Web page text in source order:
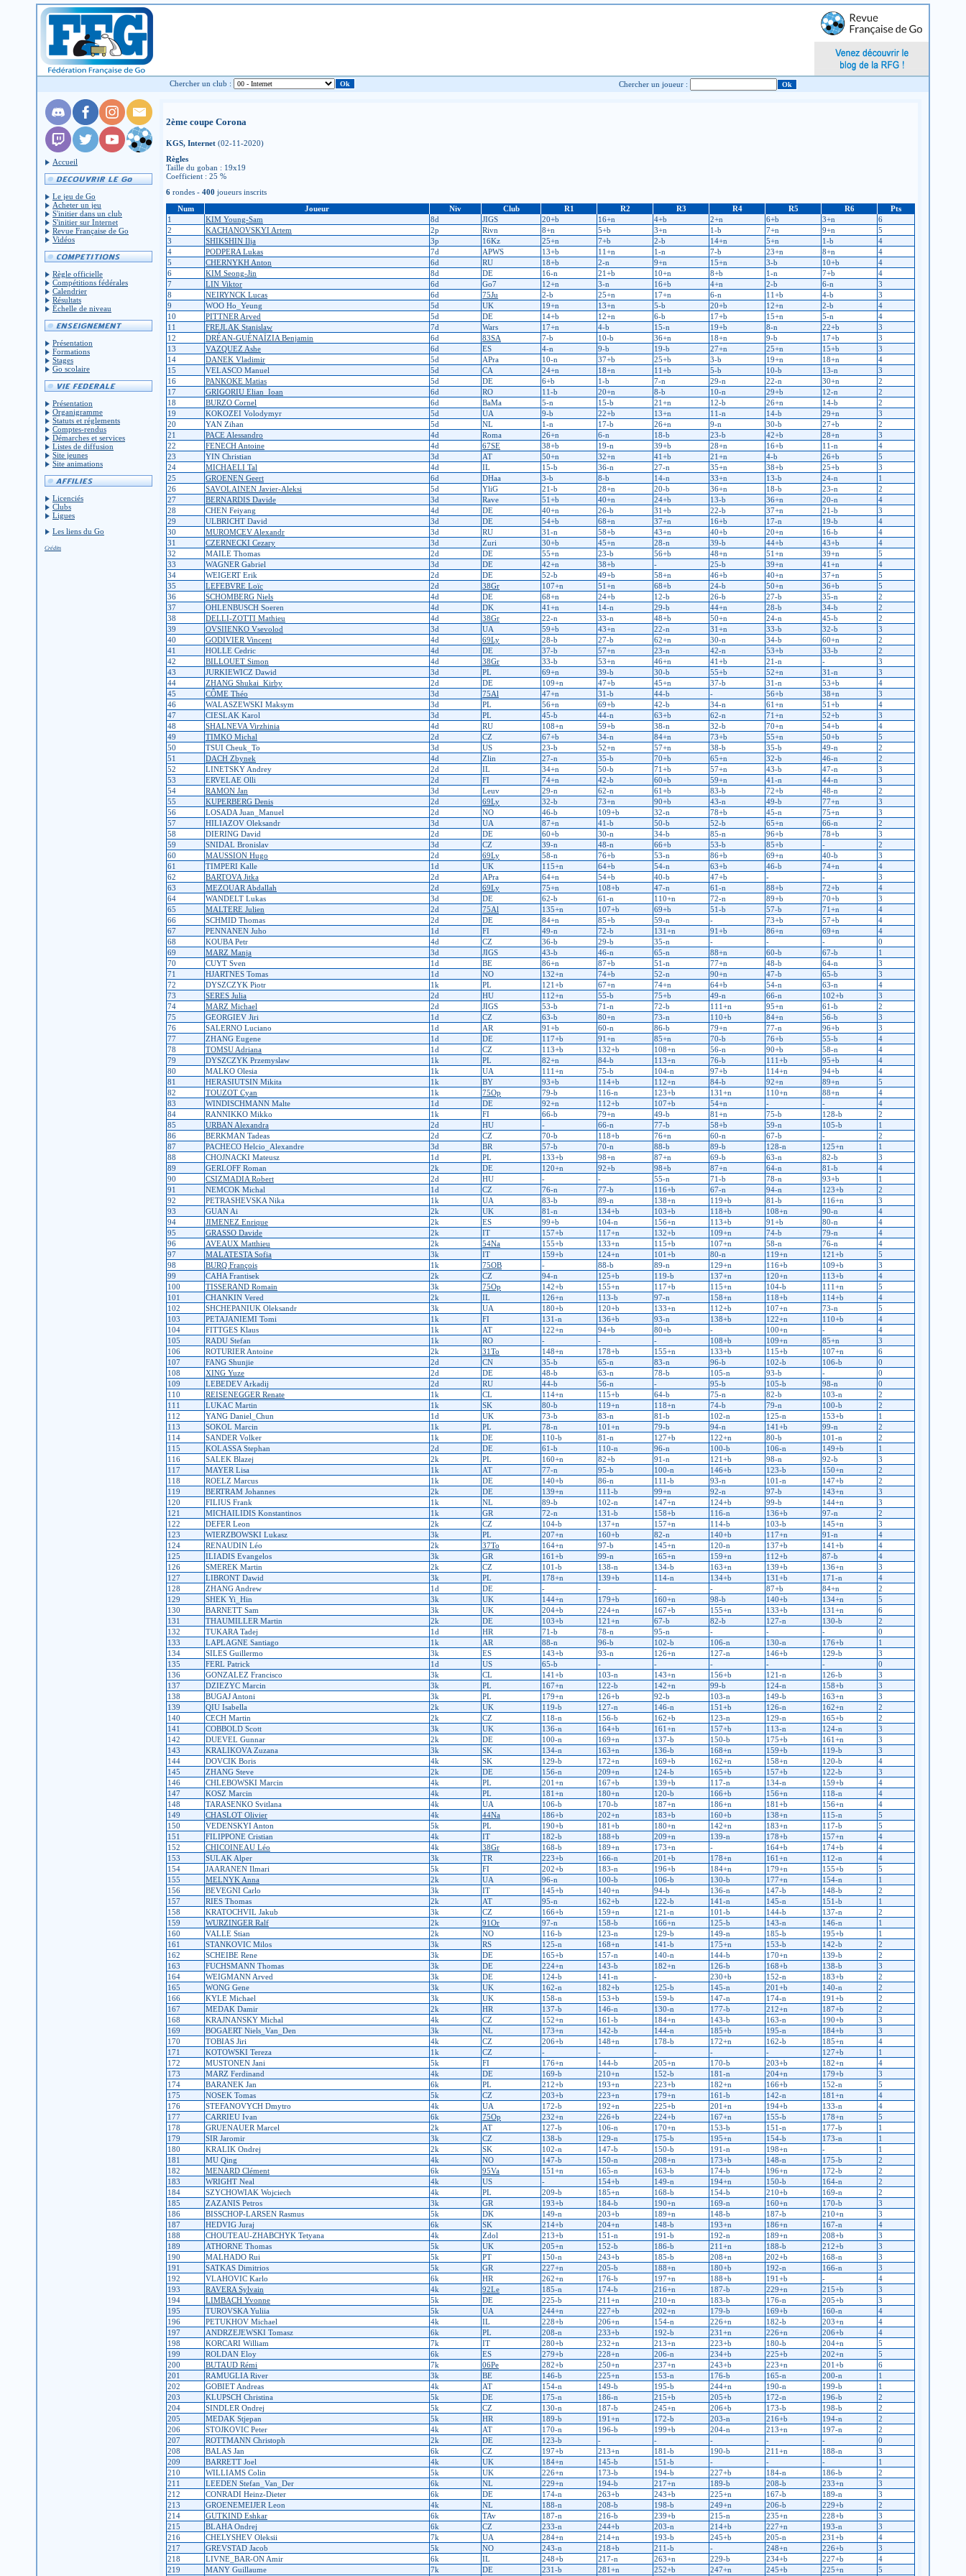
Chercher un club : Chercher un joueur :
Accueil
Le jeu de Go
Acheter un jeu
S'initier dans un club
S'initier sur Internet
Revue Française de Go
Vidéos
Règle officielle
Compétitions fédérales
Calendrier
Résultats
Échelle de niveau
Présentation
Formations
Stages
Go scolaire
Présentation
Organigramme
Statuts et réglements
Comptes-rendus
Démarches et services
Listes de diffusion
Site jeunes
Site animations
Licenciés
Clubs
Ligues
Les liens du Go
Crédits
2ème coupe Corona
KGS, Internet (02-11-2020)
Règles
Taille du goban : 19x19
Coefficient : 25 %
6 rondes - 400 joueurs inscrits
Num
Joueur Niv Club R1 R2 R3 R4 R5 R6
Pts
1
KIM Young-Sam 8d JIGS 20+b 16+n 4+b 2+n 6+b 3+n
6
2
KACHANOVSKYI Artem 2p Rivn 8+n 5+b 3+n 1-b 7+n 9+n
5
3
SHIKSHIN Ilja 3p 16Kz 25+n 7+b 2-b 14+n 5+n 1-b
4
4
PODPERA Lukas 7d APWS 13+b 11+n 1-n 7-b 23+n 8+n
4
5
CHERNYKH Anton 6d RU 18+b 2-n 9+n 15+n 3-b 10+b
4
6
KIM Seong-Jin 8d DE 16-n 21+b 10+n 8+b 1-n 7+b
4
7
LIN Viktor 6d Go7 12+n 3-n 16+b 4+n 2-b 6-n
3
8
NEIRYNCK Lucas 6d 75Ju 2-b 25+n 17+n 6-n 11+b 4-b
3
9
WOO Ho_Yeung 5d UK 19+n 13+n 5-b 20+b 12+n 2-b
4
10
PITTNER Arved 5d DE 14+b 12+n 6-b 17+b 15+n 5-n
4
11
FREJLAK Stanislaw 7d Wars 17+n 4-b 15-n 19+b 8-n 22+b
3
12
DRÉAN-GUÉNAÏZIA Benjamin 6d 83SA 7-b 10-b 36+n 18+n 9-b 17+b
3
13
VAZQUEZ Ashe 6d ES 4-n 9-b 19-b 27+n 25+n 15+b
3
14
DANEK Vladimir 5d APra 10-n 37+b 25+b 3-b 19+n 18+n
4
15
VELASCO Manuel 5d CA 24+n 18+n 11+b 5-b 10-b 13-n
3
16
PANKOKE Matias 5d DE 6+b 1-b 7-n 29-n 22-n 30+n
2
17
GRIGORIU Elian_Ioan 6d RO 11-b 20+n 8-b 10-n 29+b 12-n
2
18
BURZO Cornel 6d BaMa 5-n 15-b 21+n 12-b 26+n 14-b
2
19
KOKOZEI Volodymyr 5d UA 9-b 22+b 13+n 11-n 14-b 29+n
3
20
YAN Zihan 5d NL 1-n 17-b 26+n 9-n 30-b 27+b
2
21
PACE Alessandro 4d Roma 26+n 6-n 18-b 23-b 42+b 28+n
3
22
FENECH Antoine 4d 67SE 38+b 19-n 39+b 28+n 16+b 11-n
4
23
YIN Christian 3d AT 50+n 32+n 41+b 21+n 4-b 26+b
5
24
MICHAELI Tal 4d IL 15-b 36-n 27-n 35+n 38+b 25+b
3
25
GROENEN Geert 6d DHaa 3-b 8-b 14-n 33+n 13-b 24-n
1
26
SAVOLAINEN Javier-Aleksi 5d YliG 21-b 28+n 20-b 36+n 18-b 23-n
2
27
BERNARDIS Davide 3d Rave 51+b 40+n 24+b 13-b 36+n 20-n
4
28
CHEN Feiyang 4d DE 40+n 26-b 31+b 22-b 37+n 21-b
3
29
ULBRICHT David 3d DE 54+b 68+n 37+n 16+b 17-n 19-b
4
30
MUROMCEV Alexandr 3d RU 31-n 58+b 43+n 40+b 20+n 16-b
4
31
CZERNECKI Cezary 3d Zuri 30+b 45+n 28-n 39-b 44+b 43+b
4
32
MAILE Thomas 2d DE 55+n 23-b 56+b 48+n 51+n 39+n
5
33
WAGNER Gabriel 3d DE 42+n 38+b - 25-b 39+n 41+n
4
34
WEIGERT Erik 2d DE 52-b 49+b 58+n 46+b 40+n 37+n
5
35
LEFEBVRE Loïc 2d 38Gr 107+n 51+n 68+b 24-b 50+n 36+b
5
36
SCHOMBERG Niels 4d DE 68+n 24+b 12-b 26-b 27-b 35-n
2
37
OHLENBUSCH Soeren 4d DK 41+n 14-n 29-b 44+n 28-b 34-b
2
38
DELLI-ZOTTI Mathieu 4d 38Gr 22-n 33-n 48+b 50+n 24-n 45-b
2
39
OVSIIENKO Vsevolod 3d UA 59+b 43+n 22-n 31+n 33-b 32-b
3
40
GODIVIER Vincent 4d 69Ly 28-b 27-b 62+n 30-n 34-b 60+n
2
41
HOLLE Cedric 4d DE 37-b 57+n 23-n 42-n 53+b 33-b
2
42
BILLOUET Simon 4d 38Gr 33-b 53+n 46+n 41+b 21-n -
3
43
JURKIEWICZ Dawid 3d PL 69+n 39-b 30-b 55+b 52+n 31-n
3
44
ZHANG Shukai_Kirby 2d DE 109+n 47+b 45+n 37-b 31-n 53+b
4
45
CÔME Théo 3d 75Al 47+n 31-b 44-b - 56+b 38+n
3
46
WALASZEWSKI Maksym 3d PL 56+n 69+b 42-b 34-n 61+n 51+b
4
47
CIESLAK Karol 3d PL 45-b 44-n 63+b 62-n 71+n 52+b
3
48
SHALNEVA Virzhinia 4d RU 108+n 59+b 38-n 32-b 70+n 54+b
4
49
TIMKO Michal 2d CZ 67+b 34-n 84+n 73+b 55+n 50+b
5
50
TSUI Cheuk_To 3d US 23-b 52+n 57+n 38-b 35-b 49-n
2
51
DACH Zbynek 4d Zlin 27-n 35-b 70+b 65+n 32-b 46-n
2
52
LINETSKY Andrey 2d IL 34+n 50-b 71+b 57+n 43-b 47-n
3
53
ERVELAE Olli 2d FI 74+n 42-b 60+b 59+n 41-n 44-n
3
54
RAMON Jan 3d Leuv 29-n 62-n 61+b 83-b 72+b 48-n
2
55
KUPERBERG Denis 2d 69Ly 32-b 73+n 90+b 43-n 49-b 77+n
3
56
LOSADA Juan_Manuel 2d NO 46-b 109+b 32-n 78+b 45-n 75+n
3
57
HILIAZOV Oleksandr 3d UA 87+n 41-b 50-b 52-b 65+n 66-n
2
58
DIERING David 2d DE 60+b 30-n 34-b 85-n 96+b 78+b
3
59
SNIDAL Bronislav 3d CZ 39-n 48-n 66+b 53-b 85+b -
2
60
MAUSSION Hugo 2d 69Ly 58-n 76+b 53-n 86+b 69+n 40-b
3
61
TIMPERI Kalle 1d UK 115+n 64+b 54-n 63+b 46-b 74+n
4
62
BARTOVA Jitka 2d APra 64+n 54+b 40-b 47+b - -
3
63
MEZOUAR Abdallah 2d 69Ly 75+n 108+b 47-n 61-n 88+b 72+b
4
64
WANDELT Lukas 3d DE 62-b 61-n 110+n 72-n 89+b 70+b
3
65
MALTERE Julien 2d 75Al 135+n 107+b 69+b 51-b 57-b 71+n
4
66
SCHMID Thomas 2d DE 84+n 85+b 59-n - 73+b 57+b
4
67
PENNANEN Juho 1d FI 49-n 72-b 131+n 91+b 86+n 69+n
4
68
KOUBA Petr 4d CZ 36-b 29-b 35-n - - -
0
69
MARZ Manja 3d JIGS 43-b 46-n 65-n 88+n 60-b 67-b
1
70
CUYT Sven 1d BE 86+n 87+b 51-n 77+n 48-b 64-n
3
71
HJARTNES Tomas 1d NO 132+n 74+b 52-n 90+n 47-b 65-b
3
72
DYSZCZYK Piotr 1k PL 121+b 67+n 74+n 64+b 54-n 63-n
4
73
SERES Julia 2d HU 112+n 55-b 75+b 49-n 66-n 102+b
3
74
MARZ Michael 2d JIGS 53-b 71-n 72-b 111+n 95+n 61-b
2
75
GEORGIEV Jiri 1d CZ 63-b 80+n 73-n 110+b 84+n 56-b
3
76
SALERNO Luciano 1d AR 91+b 60-n 86-b 79+n 77-n 96+b
3
77
ZHANG Eugene 1d DE 117+b 91+n 85+n 70-b 76+b 55-b
4
78
TOMSU Adriana 1d CZ 113+b 132+b 108+n 56-n 90+b 58-n
4
79
DYSZCZYK Przemyslaw 1k PL 82+n 84-b 113+n 76-b 111+b 95+b
4
80
MALKO Olesia 1k UA 111+n 75-b 104-n 97+b 114+n 94+b
4
81
HERASIUTSIN Mikita 1k BY 93+b 114+b 112+n 84-b 92+n 89+n
5
82
TOUZOT Cyan 1k 75Op 79-b 116-n 123+b 131+n 110+n 88+n
4
83
WINDISCHMANN Malte 1d DE 92+n 112+b 107+b 54+n - -
4
84
RANNIKKO Mikko 1k FI 66-b 79+n 49-b 81+n 75-b 128-b
2
85
URBAN Alexandra 2d HU - 66-n 77-b 58+b 59-n 105-b
1
86
BERKMAN Tadeas 2d CZ 70-b 118+b 76+n 60-n 67-b -
2
87
PACHECO Helcio_Alexandre 3d BR 57-b 70-n 88-b 89-b 128-n 125+n
1
88
CHOJNACKI Mateusz 1d PL 133+b 98+n 87+n 69-b 63-n 82-b
3
89
GERLOFF Roman 2k DE 120+n 92+b 98+b 87+n 64-n 81-b
4
90
CSIZMADIA Robert 2d HU - - 55-n 71-b 78-n 93+b
1
91
NEMCOK Michal 1d CZ 76-n 77-b 116+b 67-n 94-n 123+b
2
92
PETRASHEVSKA Nika 1k UA 83-b 89-n 138+n 119+b 81-b 116+n
3
93
GUAN Ai 2k UK 81-n 134+b 103+b 118+b 108+n 90-n
4
94
JIMENEZ Enrique 2k ES 99+b 104-n 156+n 113+b 91+b 80-n
4
95
GRASSO Davide 2k IT 157+b 117+n 132+b 109+n 74-b 79-n
4
96
AVEAUX Matthieu 2k 54Na 155+b 133+n 115+b 107+n 58-n 76-n
4
97
MALATESTA Sofia 3k IT 159+b 124+n 101+b 80-n 119+n 121+b
5
98
BURQ François 1k 75OB - 88-b 89-n 129+n 116+b 109+b
3
99
CAHA Frantisek 2k CZ 94-n 125+b 119-b 137+n 120+n 113+b
4
100
TISSERAND Romain 3k 75Op 142+b 155+n 117+b 115+n 104-b 111+n
5
101
CHANKIN Vered 2k IL 126+n 113-b 97-n 158+n 118+b 114+b
4
102
SHCHEPANIUK Oleksandr 3k UA 180+b 120+b 133+n 112+b 107+n 73-n
5
103
PETAJANIEMI Tomi 1k FI 131-n 136+b 93-n 138+b 122+n 110+b
4
104
FITTGES Klaus 1k AT 122+n 94+b 80+b - 100+n -
4
105
RADU Stefan 1k RO - - - 108+b 109+n 85+n
3
106
ROTURIER Antoine 2k 31To 148+n 178+b 155+n 133+b 115+b 107+n
6
107
FANG Shunjie 2d CN 35-b 65-n 83-n 96-b 102-b 106-b
0
108
XING Yuze 2d DE 48-b 63-n 78-b 105-n 93-b -
0
109
LEBEDEV Arkadij 2d RU 44-b 56-n - 95-b 105-b 98-n
0
110
REISENEGGER Renate 1k CL 114+n 115+b 64-b 75-n 82-b 103-n
2
111
LUKAC Martin 1k SK 80-b 119+n 118+n 74-b 79-n 100-b
2
112
YANG Daniel_Chun 1d UK 73-b 83-n 81-b 102-n 125-n 153+b
1
113
SOKOL Marcin 1k PL 78-n 101+n 79-b 94-n 141+b 99-n
2
114
SANDER Volker 1k DE 110-b 81-n 127+b 122+n 80-b 101-n
2
115
KOLASSA Stephan 2d DE 61-b 110-n 96-n 100-b 106-n 149+b
1
116
SALEK Blazej 2k PL 160+n 82+b 91-n 121+b 98-n 92-b
3
117
MAYER Lisa 1k AT 77-n 95-b 100-n 146+b 123-b 150+n
2
118
ROELZ Marcus 1k DE 140+b 86-n 111-b 93-n 101-n 147+b
2
119
BERTRAM Johannes 2k DE 139+n 111-b 99+n 92-n 97-b 143+n
3
120
FILIUS Frank 1k NL 89-b 102-n 147+n 124+b 99-b 144+n
3
121
MICHAILIDIS Konstantinos 1k GR 72-n 131-b 158+b 116-n 136+b 97-n
2
122
DEFER Leon 2k CZ 104-b 137+n 157+n 114-b 103-b 145+n
3
123
WIERZBOWSKI Lukasz 3k PL 207+n 160+b 82-n 140+b 117+n 91-n
4
124
RENAUDIN Léo 2k 37To 164+n 97-b 145+n 120-n 137+b 141+b
4
125
ILIADIS Evangelos 3k GR 161+b 99-n 165+n 159+n 112+b 87-b
4
126
SMEREK Martin 2k CZ 101-b 138-n 134-b 163+n 139+b 136+n
3
127
LIBRONT Dawid 3k PL 178+n 139+b 114-n 134+b 131+b 171-n
4
128
ZHANG Andrew 1d DE - - - - 87+b 84+n
2
129
SHEK Yi_Hin 3k UK 144+n 179+b 160+n 98-b 140+b 134+n
5
130
BARNETT Sam 3k UK 204+b 224+n 167+b 155+n 133+b 131+n
6
131
THAUMILLER Martin 2k DE 103+b 121+n 67-b 82-b 127-n 130-b
2
132
TUKARA Tadej 1d HR 71-b 78-n 95-n - - -
0
133
LAPLAGNE Santiago 1k AR 88-n 96-b 102-b 106-n 130-n 176+b
1
134
SILES Guillermo 3k ES 143+b 93-n 126+n 127-n 146+b 129-b
3
135
FERL Patrick 1d US 65-b - - - - -
0
136
GONZALEZ Francisco 3k CL 141+b 103-n 143+n 156+b 121-n 126-b
3
137
DZIEZYC Marcin 3k PL 167+n 122-b 142+n 99-b 124-n 158+b
3
138
BUGAJ Antoni 3k PL 179+n 126+b 92-b 103-n 149-b 163+n
3
139
QIU Isabella 2k UK 119-b 127-n 146-n 151+b 126-n 162+n
2
140
CECH Martin 2k CZ 118-n 156-b 162+b 123-n 129-n 165+b
2
141
COBBOLD Scott 3k UK 136-n 164+b 161+n 157+b 113-n 124-n
3
142
DUEVEL Gunnar 2k DE 100-n 169+n 137-b 150-b 175+b 161+n
3
143
KRALIKOVA Zuzana 3k SK 134-n 163+n 136-b 168+n 159+b 119-b
3
144
DOVCIK Boris 4k SK 129-b 172+n 169+b 162+n 158+n 120-b
4
145
ZHANG Steve 2k DE 156-n 209+n 124-b 165+b 157+b 122-b
3
146
CHLEBOWSKI Marcin 4k PL 201+n 167+b 139+b 117-n 134-n 159+b
4
147
KOSZ Marcin 4k PL 181+n 180+n 120-b 166+b 156+n 118-n
4
148
TARASENKO Svitlana 4k UA 106-b 170-b 187+n 186+n 181+b 156+n
4
149
CHASLOT Olivier 4k 44Na 186+b 202+n 183+b 160+b 138+n 115-n
5
150
VEDENSKYI Anton 5k PL 190+b 181+b 180+n 142+n 183+n 117-b
5
151
FILIPPONE Cristian 4k IT 182-b 188+b 209+n 139-n 178+b 157+n
4
152
CHICOINEAU Léo 4k 38Gr 168-b 189+n 173+n - 164+b 174+b
4
153
SULAK Alper 3k TR 223+b 166-n 201+b 178+n 161+n 112-n
4
154
JAARANEN Ilmari 5k FI 202+b 183-n 196+b 184+n 179+n 155+b
5
155
MELNYK Anna 2k UA 96-n 100-b 106-b 130-b 177+n 154-n
1
156
BEVEGNI Carlo 3k IT 145+b 140+n 94-b 136-n 147-b 148-b
2
157
RIES Thomas 2k AT 95-n 162+b 122-b 141-n 145-n 151-b
1
158
KRATOCHVIL Jakub 3k CZ 166+b 159+n 121-n 101-b 144-b 137-n
2
159
WURZINGER Ralf 2k 91Or 97-n 158-b 166+n 125-b 143-n 146-n
1
160
VALLE Stian 2k NO 116-b 123-n 129-b 149-n 185-b 195+b
1
161
STANKOVIC Milos 3k RS 125-n 168+n 141-b 175+n 153-b 142-b
2
162
SCHEIBE Rene 3k DE 165+b 157-n 140-n 144-b 170+n 139-b
2
163
FUCHSMANN Thomas 3k DE 224+n 143-b 182+n 126-b 168+b 138-b
3
164
WEIGMANN Arved 3k DE 124-b 141-n - 230+b 152-n 183+b
2
165
WONG Gene 3k UK 162-n 182+b 125-b 145-n 201+b 140-n
2
166
KYLE Michael 3k UK 158-n 153+b 159-b 147-n 174-n 191+b
2
167
MEDAK Damir 2k HR 137-b 146-n 130-n 177-b 212+n 187+b
2
168
KRAJNANSKY Michal 4k CZ 152+n 161-b 184+n 143-b 163-n 190+b
3
169
BOGAERT Niels_Van_Den 3k NL 173+n 142-b 144-n 185+b 195-n 184+b
3
170
TOBIAS Jiri 4k CZ 206+b 148+n 178-b 172+n 162-b 185+n
4
171
KOTOWSKI Tereza 1k CZ - - - - - 127+b
1
172
MUSTONEN Jani 5k FI 176+n 144-b 205+n 170-b 203+b 182+n
4
173
MARZ Ferdinand 4k DE 169-b 210+n 152-b 181-n 204+n 179+b
3
174
BARANEK Jan 6k PL 212+b 193+n 223+b 182+n 166+b 152-n
5
175
NOSEK Tomas 5k CZ 203+b 223+n 179+n 161-b 142-n 181+n
4
176
STEFANOVYCH Dmytro 4k UA 172-b 192+n 225+b 201+n 194+b 133-n
4
177
CARRIEU Ivan 6k 75Op 232+n 226+b 224+b 167+n 155-b 178+n
5
178
GRUENAUER Marcel 2k AT 127-b 106-n 170+n 153-b 151-n 177-b
1
179
SIR Jaromir 3k CZ 138-b 129-n 175-b 195+n 154-b 173-n
1
180
KRALIK Ondrej 2k SK 102-n 147-b 150-b 191-n 198+n -
1
181
MU Qing 4k NO 147-b 150-n 208+n 173+b 148-n 175-b
2
182
MENARD Clément 6k 95Va 151+n 165-n 163-b 174-b 196+n 172-b
2
183
WRIGHT Neal 4k US - 154+b 149-n 194+n 150-b 164-n
2
184
SZYCHOWIAK Wojciech 4k PL 209-b 185+n 168-b 154-b 210+b 169-n
2
185
ZAZANIS Petros 3k GR 193+b 184-b 190+n 169-n 160+n 170-b
3
186
BISSCHOP-LARSEN Rasmus 5k DK 149-n 203+b 189+n 148-b 187-b 210+n
3
187
HEDVIG Juraj 6k SK 214+b 204+n 148-b 193+n 186+n 167-n
4
188
CHOUTEAU-ZHABCHYK Tetyana 4k Zdol 213+b 151-n 191-b 192-n 189+n 208+b
3
189
ATHORNE Thomas 5k UK 205+n 152-b 186-b 211+n 188-b 212+b
3
190
MALHADO Rui 5k PT 150-n 243+b 185-b 208+n 202+b 168-n
3
191
SATKAS Dimitrios 5k GR 227+n 205-b 188+n 180+b 192-n 166-n
3
192
VLAHOVIC Karlo 6k HR 262+n 176-b 197+n 188+b 191+b -
4
193
RAVERA Sylvain 4k 92Le 185-n 174-b 216+n 187-b 229+n 215+b
3
194
LIMBACH Yvonne 5k DE 225-b 211+n 210+n 183-b 176-n 205+b
3
195
TUROVSKA Yuliia 5k UA 244+n 227+b 202+n 179-b 169+b 160-n
4
196
PETUKHOV Michael 4k IL 228+b 206+n 154-n 226+n 182-b 203+n
4
197
ANDRZEJEWSKI Tomasz 6k PL 208-n 233+b 192-b 231+n 226+n 206+b
4
198
KORCARI William 7k IT 280+b 232+n 213+n 223+b 180-b 204+n
5
199
ROLDAN Eloy 6k ES 279+b 228+n 206-n 234+b 225+b 202+n
5
200
BUTAUD Rémi 7k 06Pe 282+b 250+n 237+n 243+b 223+n 201+b
6
201
RAMUGLIA River 3k BE 146-b 225+n 153-n 176-b 165-n 200-n
1
202
GOBIET Andreas 4k AT 154-n 149-b 195-b 244+n 190-n 199-b
1
203
KLUPSCH Christina 5k DE 175-n 186-n 215+b 205+b 172-n 196-b
2
204
SINDLER Ondrej 5k CZ 130-n 187-b 245+n 206+b 173-b 198-b
2
205
MEDAK Stjepan 5k HR 189-b 191+n 172-b 203-n 216+b 194-n
2
206
STOJKOVIC Peter 4k AT 170-n 196-b 199+b 204-n 213+n 197-n
2
207
ROTTMANN Christoph 2k DE 123-b - - - - -
0
208
BALAS Jan 6k CZ 197+b 213+n 181-b 190-b 211+n 188-n
3
209
BARRETT Joel 4k UK 184+n 145-b 151-b - - -
1
210
WILLIAMS Colin 5k UK 226+n 173-b 194-b 227+b 184-n 186-b
2
211
LEEDEN Stefan_Van_Der 6k NL 229+n 194-b 217+n 189-b 208-b 233+n
3
212
CONRADI Heinz-Dieter 6k DE 174-n 263+b 243+b 225+n 167-b 189-n
3
213
GROENEMEIJER Leon 4k NL 188-n 208-b 198-b 249+n 206-b 229+b
2
214
GUTKIND Eshkar 6k TAv 187-n 216-b 239+b 215-n 235+n 228+b
3
215
BLAHA Ondrej 6k CZ 233-n 244+b 203-n 214+b 227+n 193-n
3
216
CHELYSHEV Oleksii 7k UA 284+n 214+n 193-b 245+b 205-n 231+b
4
217
GREVSTAD Jacob 5k NO 243-n 218+b 211-b - 248+n 226+b
3
218
LIVNE_BAR-ON Amir 6k IL 248+b 217-n 263+n 229-b 234+b 227+b
4
219
MANY Guillaume 7k DE 231-b 281+n 252+b 247+n 245+b 225+n 5